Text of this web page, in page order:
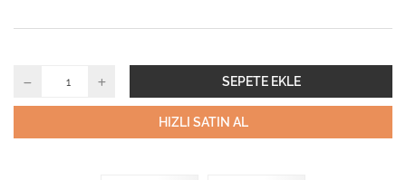
SEPETE EKLE
HIZLI SATIN AL